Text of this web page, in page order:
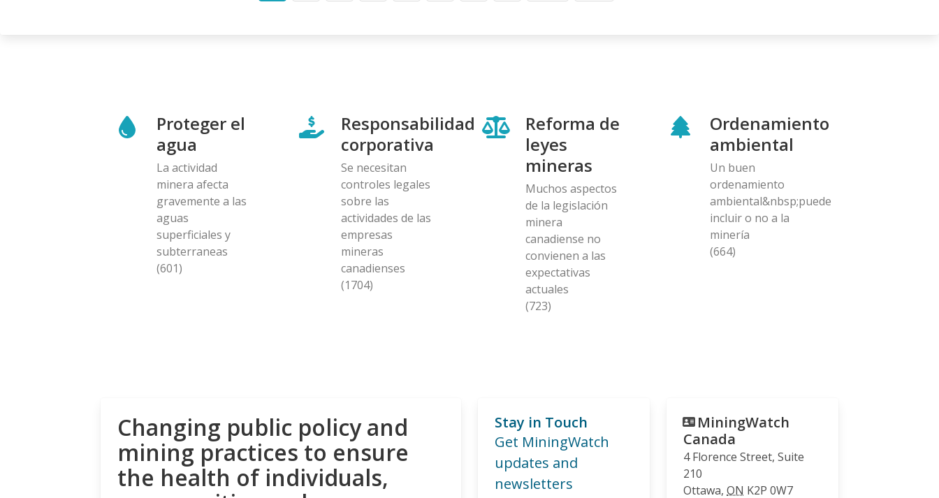
Proteger el
agua
La actividad
minera afecta
gravemente a las
aguas
superficiales y
subterraneas
(601)
Responsabilidad
corporativa
Se necesitan
controles legales
sobre las
actividades de las
empresas
mineras
canadienses
(1704)
Reforma de
leyes
mineras
Muchos aspectos
de la legislación
minera
canadiense no
convienen a las
expectativas
actuales
(723)
Ordenamiento
ambiental
Un buen
ordenamiento
ambiental&nbsp;puede
incluir o no a la
minería
(664)
Changing public policy and
mining practices to ensure
the health of individuals,
Stay in Touch
Get MiningWatch
updates and
newsletters
MiningWatch
Canada
4 Florence Street, Suite
210
Ottawa, ON K2P 0W7